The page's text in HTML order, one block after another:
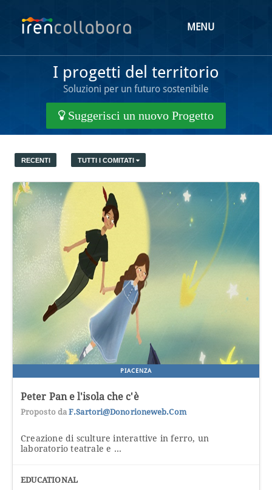
MENU
I progetti del territorio
Soluzioni per un futuro sostenibile
Suggerisci un nuovo Progetto
RECENTI TUTTI I COMITATI
PIACENZA
Peter Pan e l'isola che c'è
Proposto da F.sartori@donorioneweb.com
Creazione di sculture interattive in ferro, un
laboratorio teatrale e ...
EDUCATIONAL